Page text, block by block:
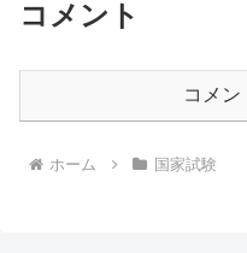
コメント
コメン
ホーム 国家試験